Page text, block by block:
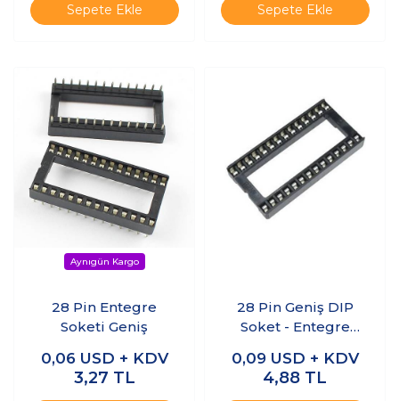
Sepete Ekle Sepete Ekle
28 Pin Entegre
Soketi Geniş
0,06 USD + KDV
3,27 TL
28 Pin Geniş DIP
Soket - Entegre
0,09 USD + KDV
4,88 TL